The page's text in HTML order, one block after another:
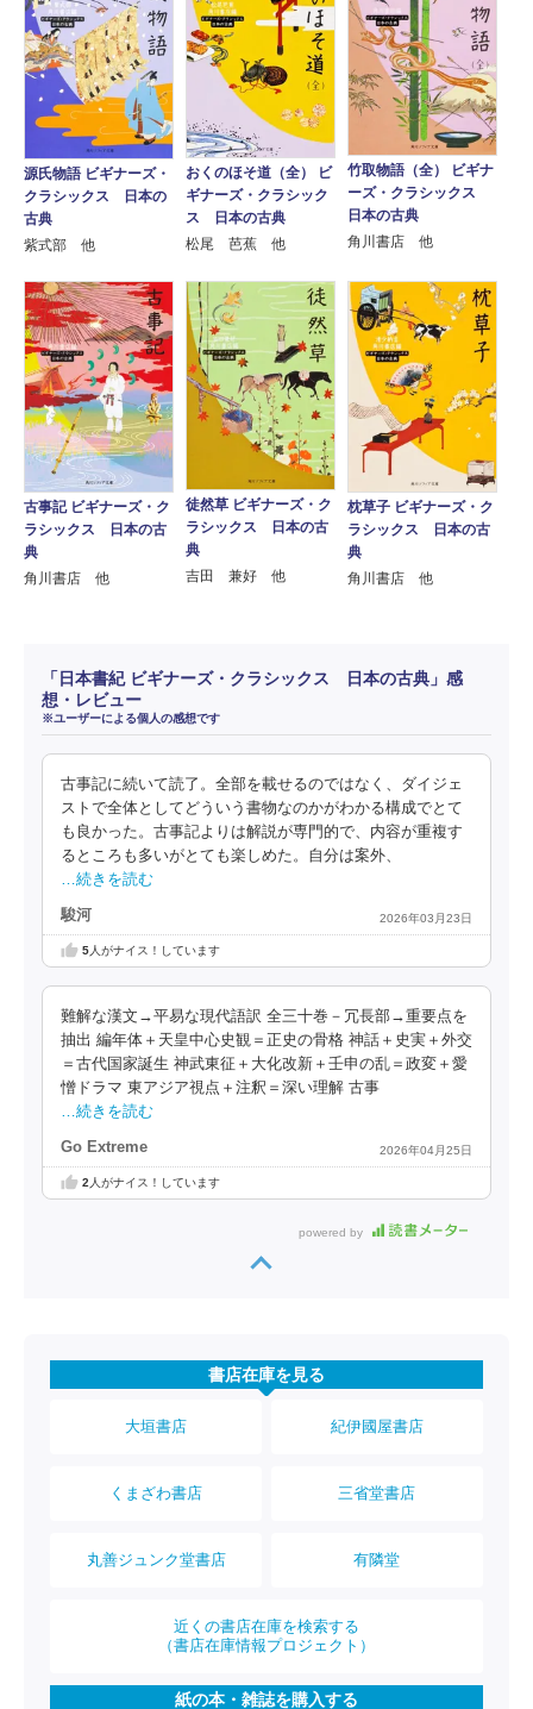
源氏物語 ビギナーズ・
クラシックス 日本の
古典
紫式部 他
おくのほそ道（全） ビ
ギナーズ・クラシック
ス 日本の古典
松尾 芭蕉 他
竹取物語（全） ビギナ
ーズ・クラシックス
日本の古典
角川書店 他
古事記 ビギナーズ・ク
ラシックス 日本の古
典
角川書店 他
徒然草 ビギナーズ・ク
ラシックス 日本の古
典
吉田 兼好 他
枕草子 ビギナーズ・ク
ラシックス 日本の古
典
角川書店 他
「日本書紀 ビギナーズ・クラシックス 日本の古典」感
想・レビュー
※ユーザーによる個人の感想です
古事記に続いて読了。全部を載せるのではなく、ダイジェ
ストで全体としてどういう書物なのかがわかる構成でとて
も良かった。古事記よりは解説が専門的で、内容が重複す
るところも多いがとても楽しめた。自分は案外、
…続きを読む
駿河 2026年03月23日
5人がナイス！しています
難解な漢文→平易な現代語訳 全三十巻－冗長部→重要点を
抽出 編年体＋天皇中心史観＝正史の骨格 神話＋史実＋外交
＝古代国家誕生 神武東征＋大化改新＋壬申の乱＝政変＋愛
憎ドラマ 東アジア視点＋注釈＝深い理解 古事
…続きを読む
Go Extreme 2026年04月25日
2 人がナイス！しています
powered by
書店在庫を見る
大垣書店 紀伊國屋書店
くまざわ書店 三省堂書店
丸善ジュンク堂書店 有隣堂
近くの書店在庫を検索する
（書店在庫情報プロジェクト）
紙の本・雑誌を購入する